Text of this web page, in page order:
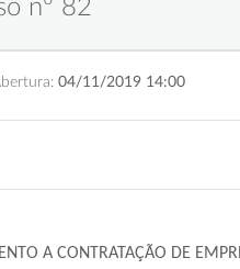
nº 82
04/11/2019 14:00
A CONTRATAÇÃO DE